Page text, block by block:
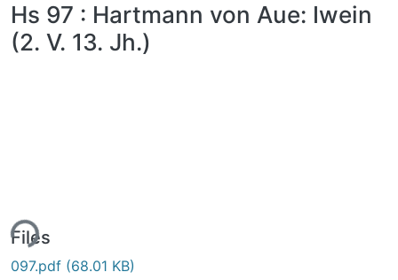
Hs 97 : Hartmann von Aue: Iwein
(2. V. 13. Jh.)
Files
097.pdf (68.01 KB)